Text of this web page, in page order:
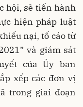
hội, sẽ tiến hành
hiện pháp luật
nại, tố cáo từ
và giám sát
của Ủy ban
xếp các đơn vị
trong giai đoạn